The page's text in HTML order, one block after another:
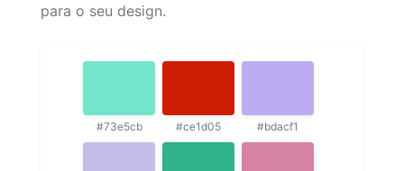
para o seu design.
#73e5cb #ce1d05 #bdacf1